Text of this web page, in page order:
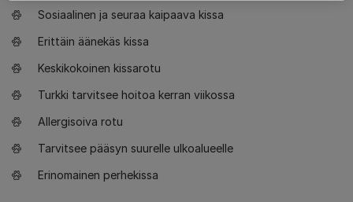
Sosiaalinen ja seuraa kaipaava kissa
Erittäin äänekäs kissa
Keskikokoinen kissarotu
Turkki tarvitsee hoitoa kerran viikossa
Allergisoiva rotu
Tarvitsee pääsyn suurelle ulkoalueelle
Erinomainen perhekissa